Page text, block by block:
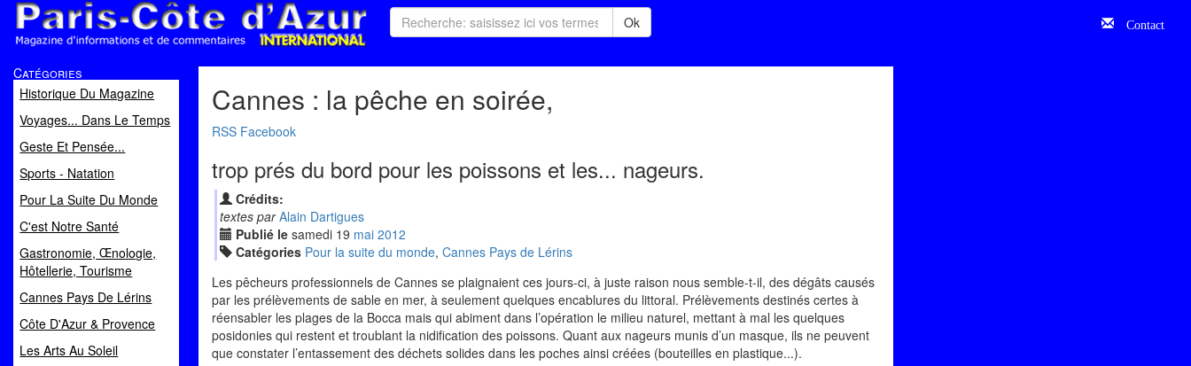
Magazine d'informations et de commentaires
Ok Contact
Catégories
Historique Du Magazine
Voyages... Dans Le Temps
Geste Et Pensée...
Sports - Natation
Pour La Suite Du Monde
C'est Notre Santé
Gastronomie, Œnologie,
Hôtellerie, Tourisme
Cannes Pays De Lérins
Côte D'Azur & Provence
Les Arts Au Soleil
Cannes : la pêche en soirée,
RSS Facebook
trop prés du bord pour les poissons et les... nageurs.
Crédits:
textes par Alain Dartigues
Publié le samedi 19 mai 2012
Catégories Pour la suite du monde, Cannes Pays de Lérins
Les pêcheurs professionnels de Cannes se plaignaient ces jours-ci, à juste raison nous semble-t-il, des dégâts causés
par les prélèvements de sable en mer, à seulement quelques encablures du littoral. Prélèvements destinés certes à
réensabler les plages de la Bocca mais qui abiment dans l’opération le milieu naturel, mettant à mal les quelques
posidonies qui restent et troublant la nidification des poissons. Quant aux nageurs munis d’un masque, ils ne peuvent
que constater l’entassement des déchets solides dans les poches ainsi créées (bouteilles en plastique...).